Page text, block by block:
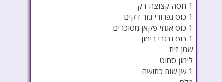
1 חסה קצוצה דק
1 כוס גפרורי גזר דקים
1 כוס אגוזי פקאן מסוכרים
1 כוס גרגרי רימון
שמן זית
לימון סחוט
1 שן שום כתושה